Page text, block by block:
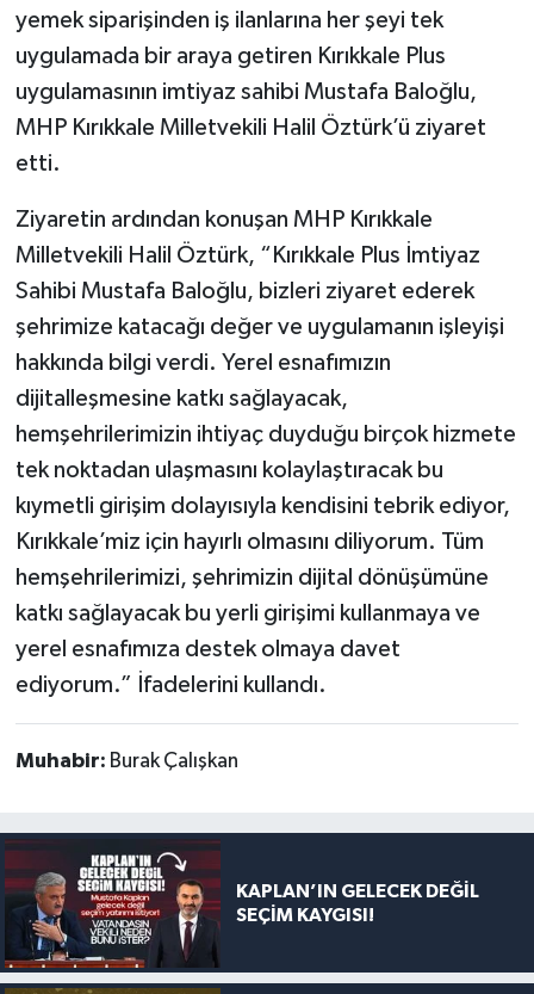
yemek siparişinden iş ilanlarına her şeyi tek
uygulamada bir araya getiren Kırıkkale Plus
uygulamasının imtiyaz sahibi Mustafa Baloğlu,
MHP Kırıkkale Milletvekili Halil Öztürk’ü ziyaret
etti.
Ziyaretin ardından konuşan MHP Kırıkkale
Milletvekili Halil Öztürk, “Kırıkkale Plus İmtiyaz
Sahibi Mustafa Baloğlu, bizleri ziyaret ederek
şehrimize katacağı değer ve uygulamanın işleyişi
hakkında bilgi verdi. Yerel esnafımızın
dijitalleşmesine katkı sağlayacak,
hemşehrilerimizin ihtiyaç duyduğu birçok hizmete
tek noktadan ulaşmasını kolaylaştıracak bu
kıymetli girişim dolayısıyla kendisini tebrik ediyor,
Kırıkkale’miz için hayırlı olmasını diliyorum. Tüm
hemşehrilerimizi, şehrimizin dijital dönüşümüne
katkı sağlayacak bu yerli girişimi kullanmaya ve
yerel esnafımıza destek olmaya davet
ediyorum.” İfadelerini kullandı.
Muhabir: Burak Çalışkan
KAPLAN’IN GELECEK DEĞİL
SEÇİM KAYGISI!